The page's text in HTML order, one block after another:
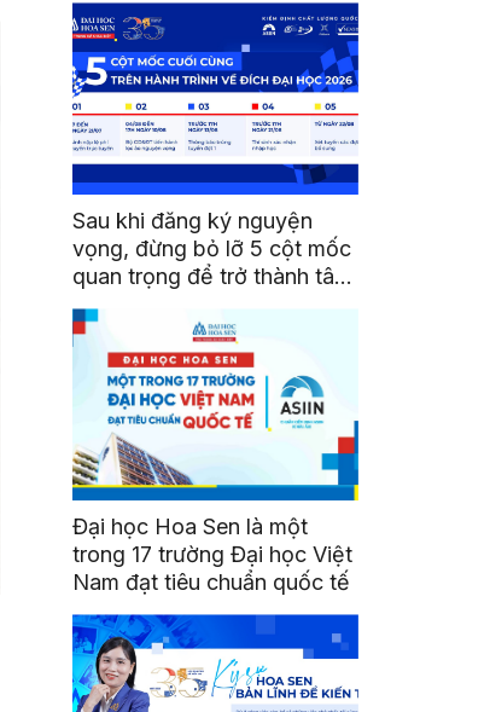
Sau khi đăng ký nguyện
vọng, đừng bỏ lỡ 5 cột mốc
quan trọng để trở thành tân
sinh viên HSU
Đại học Hoa Sen là một
trong 17 trường Đại học Việt
Nam đạt tiêu chuẩn quốc tế